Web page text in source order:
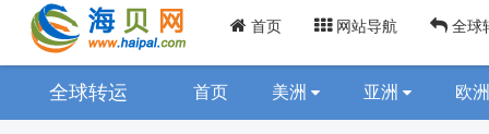
首页 网站导航 全球
全球转运 首页 美洲 亚洲 欧